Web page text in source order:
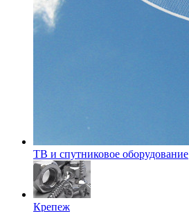
ТВ и спутниковое оборудование
Крепеж